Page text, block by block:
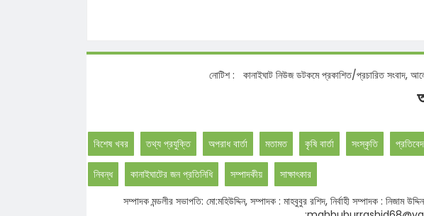
নোটিশ :কানাইঘাট নিউজ ডটকমে প্রকাশিত/প্রচারিত
বিশেষ খবর তথ্য প্রযুক্তি অপরাধ বার্তা মতামত কৃষি বার্তা সংস্কৃতি
নিবন্ধ কানাইঘাটের জন প্রতিনিধি সম্পাদকীয়
সাক্ষাৎকার
সম্পাদক মন্ডলীর সভাপতি: মো:মহিউদ্দিন, সম্পাদক : মাহবুবুর রশিদ, নির্বাহী সম্পাদক :